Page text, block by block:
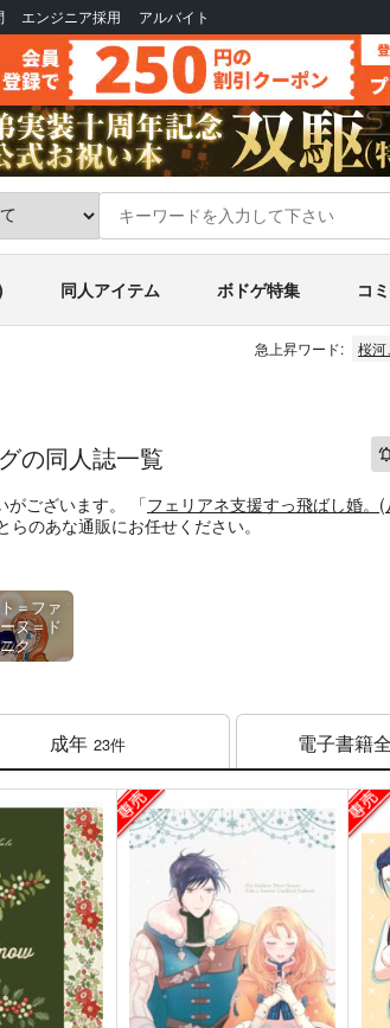
エンジニア採用 アルバイト
同人アイテム ボドゲ特集 コ
急上昇ワード: 桜河
の同人誌一覧
がございます。 「フェリアネ支援すっ飛ばし婚。 (
らのあな通販にお任せください。
＝ファ
ヌ＝ド
ク
成年 23件 電子書籍